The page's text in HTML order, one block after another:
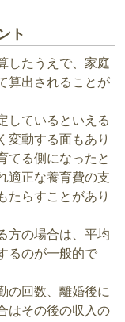
ト
したうえで、家庭
算出されることが
しているといえる
変動する面もあり
てる側になったと
適正な養育費の支
たらすことがあり
方の場合は、平均
るのが一般的で
の回数、離婚後に
はその後の収入の